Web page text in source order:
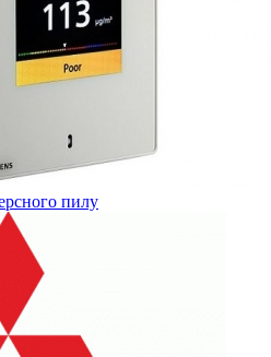
пилу